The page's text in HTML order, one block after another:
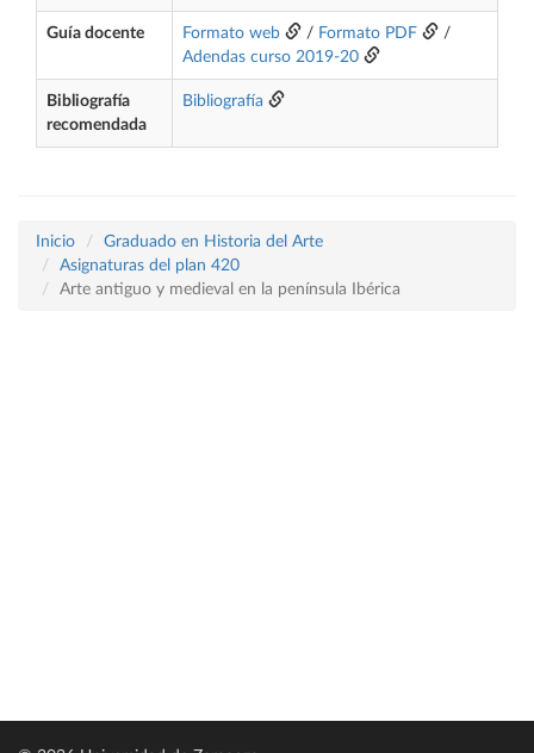
Guía docente Formato web / Formato PDF
/
Adendas curso 2019-20
Bibliografía
recomendada
Bibliografía
Inicio
Graduado en Historia del Arte
Asignaturas del plan 420
Arte antiguo y medieval en la península Ibérica